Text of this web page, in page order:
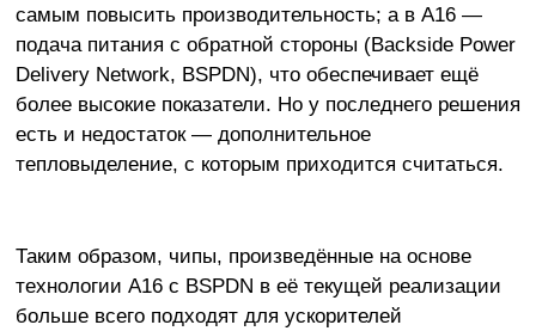
самым повысить производительность; а в A16 —
подача питания с обратной стороны (Backside Power
Delivery Network, BSPDN), что обеспечивает ещё
более высокие показатели. Но у последнего решения
есть и недостаток — дополнительное
тепловыделение, с которым приходится считаться.
Таким образом, чипы, произведённые на основе
технологии A16 с BSPDN в её текущей реализации
больше всего подходят для ускорителей